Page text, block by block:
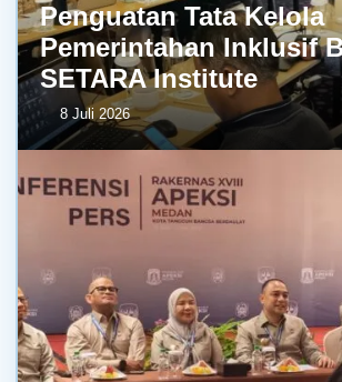
Penguatan Tata Kelola
Pemerintahan Inklusif
SETARA Institute
8 Juli 2026